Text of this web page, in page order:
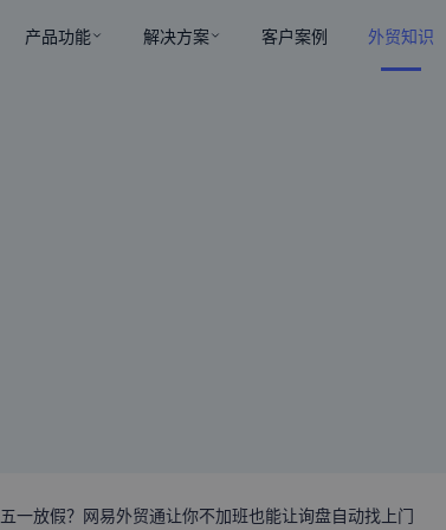
产品功能 解决方案 客户案例 外贸知识
五一放假？网易外贸通让你不加班也能让询盘自动找上门